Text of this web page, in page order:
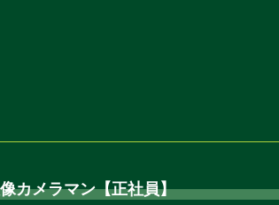
メラマン【正社員】